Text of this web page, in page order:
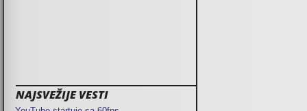
NAJSVEŽIJE VESTI